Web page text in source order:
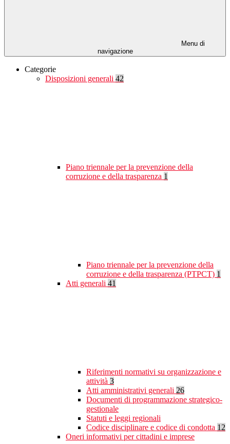
Menu di
navigazione
Categorie
Disposizioni generali 42
Piano triennale per la prevenzione della
corruzione e della trasparenza 1
Piano triennale per la prevenzione della
corruzione e della trasparenza (PTPCT) 1
Atti generali 41
Riferimenti normativi su organizzazione e
attività 3
Atti amministrativi generali 26
Documenti di programmazione strategico-
gestionale
Statuti e leggi regionali
Codice disciplinare e codice di condotta 12
Oneri informativi per cittadini e imprese